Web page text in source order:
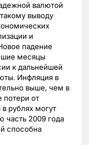
валютой
выводу
и
падение
месяцы
к дальнейшей
Инфляция в
выше, чем в
от
рублях могут
часть 2009 года
способна